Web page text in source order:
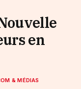
en
& MÉDIAS